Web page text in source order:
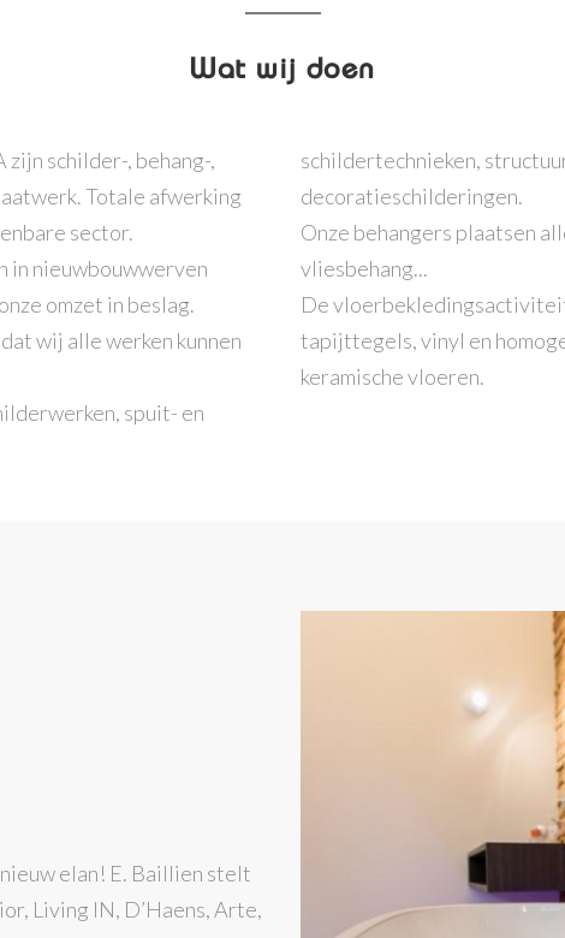
Wat wij doen
schilder-, behang-,
Totale afwerking
sector.
in nieuwbouwwerven
omzet in beslag.
wij alle werken kunnen
spuit- en
schildertechnieken,
decoratieschilderingen.
Onze behangers plaatsen
vliesbehang...
De
tapijttegels, vinyl en
keramische vloeren.
elan! E. Baillien stelt
Living IN, D’Haens, Arte,